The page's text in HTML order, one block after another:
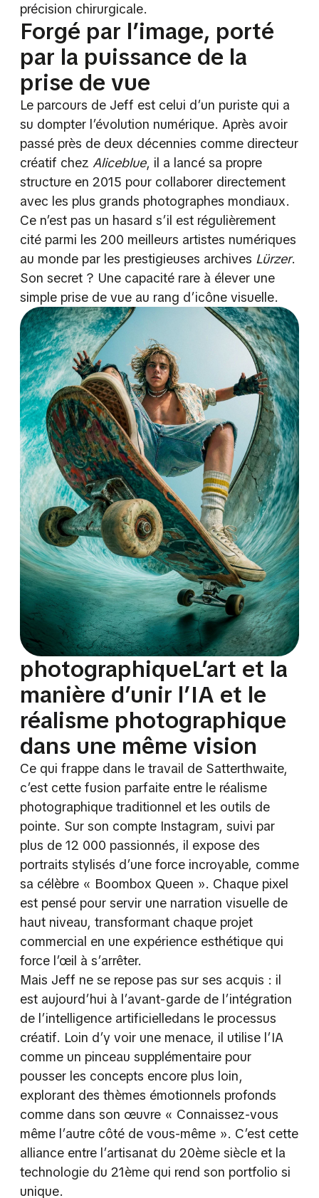
précision chirurgicale.
Forgé par l’image, porté
par la puissance de la
prise de vue
Le parcours de Jeff est celui d’un puriste qui a
su dompter l’évolution numérique. Après avoir
passé près de deux décennies comme directeur
créatif chez Aliceblue, il a lancé sa propre
structure en 2015 pour collaborer directement
avec les plus grands photographes mondiaux.
Ce n’est pas un hasard s’il est régulièrement
cité parmi les 200 meilleurs artistes numériques
au monde par les prestigieuses archives Lürzer.
Son secret ? Une capacité rare à élever une
simple prise de vue au rang d’icône visuelle.
photographiqueL’art et la
manière d’unir l’IA et le
réalisme photographique
dans une même vision
Ce qui frappe dans le travail de Satterthwaite,
c’est cette fusion parfaite entre le réalisme
photographique traditionnel et les outils de
pointe. Sur son compte Instagram, suivi par
plus de 12 000 passionnés, il expose des
portraits stylisés d’une force incroyable, comme
sa célèbre « Boombox Queen ». Chaque pixel
est pensé pour servir une narration visuelle de
haut niveau, transformant chaque projet
commercial en une expérience esthétique qui
force l’œil à s’arrêter.
Mais Jeff ne se repose pas sur ses acquis : il
est aujourd’hui à l’avant-garde de l’intégration
de l’intelligence artificielledans le processus
créatif. Loin d’y voir une menace, il utilise l’IA
comme un pinceau supplémentaire pour
pousser les concepts encore plus loin,
explorant des thèmes émotionnels profonds
comme dans son œuvre « Connaissez-vous
même l’autre côté de vous-même ». C’est cette
alliance entre l’artisanat du 20ème siècle et la
technologie du 21ème qui rend son portfolio si
unique.